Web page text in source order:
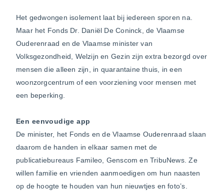
Het gedwongen isolement laat bij iedereen sporen na.
Maar het Fonds Dr. Daniël De Coninck, de Vlaamse
Ouderenraad en de Vlaamse minister van
Volksgezondheid, Welzijn en Gezin zijn extra bezorgd over
mensen die alleen zijn, in quarantaine thuis, in een
woonzorgcentrum of een voorziening voor mensen met
een beperking.
Een eenvoudige app
De minister, het Fonds en de Vlaamse Ouderenraad slaan
daarom de handen in elkaar samen met de
publicatiebureaus Famileo, Genscom en TribuNews. Ze
willen familie en vrienden aanmoedigen om hun naasten
op de hoogte te houden van hun nieuwtjes en foto’s.